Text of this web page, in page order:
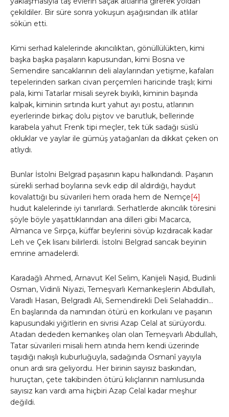
çekildiler. Bir süre sonra yokuşun aşağısından ilk atlılar
sökün etti.
Kimi serhad kalelerinde akıncılıktan, gönüllülükten, kimi
başka başka paşaların kapusundan, kimi Bosna ve
Semendire sancaklarının deli alaylarından yetişme, kafaları
tepelerinden sarkan civan perçemleri haricinde traşlı; kimi
pala, kimi Tatarlar misali seyrek bıyıklı, kiminin başında
kalpak, kiminin sırtında kurt yahut ayı postu, atlarının
eyerlerinde birkaç dolu piştov ve barutluk, bellerinde
karabela yahut Frenk tipi meçler, tek tük sadağı süslü
okluklar ve yaylar ile gümüş yatağanları da dikkat çeken on
atlıydı.
Bunlar İstolni Belgrad paşasının kapu halkındandı. Paşanın
sürekli serhad boylarına sevk edip dil aldırdığı, haydut
kovalattığı bu süvarileri hem orada hem de Nemçe[4]
hudut kalelerinde iyi tanırlardı. Serhatlerde akıncılık töresini
şöyle böyle yaşattıklarından ana dilleri gibi Macarca,
Almanca ve Sırpça, küffar beylerini sövüp kızdıracak kadar
Leh ve Çek lisanı bilirlerdi. İstolni Belgrad sancak beyinin
emrine amadelerdi.
Karadağlı Ahmed, Arnavut Kel Selim, Kanijeli Naşid, Budinli
Osman, Vidinli Niyazi, Temeşvarlı Kemankeşlerin Abdullah,
Varadlı Hasan, Belgradlı Ali, Semendirekli Deli Selahaddin…
En başlarında da namından ötürü en korkulanı ve paşanın
kapusundaki yiğitlerin en sivrisi Azap Celal at sürüyordu.
Atadan dededen kemankeş olan olan Temeşvarlı Abdullah,
Tatar süvarileri misali hem atında hem kendi üzerinde
taşıdığı nakışlı kuburluğuyla, sadağında Osmanî yayıyla
onun ardı sıra geliyordu. Her birinin sayısız baskından,
huruçtan, çete takibinden ötürü kılıçlarının namlusunda
sayısız kan vardı ama hiçbiri Azap Celal kadar meşhur
değildi.